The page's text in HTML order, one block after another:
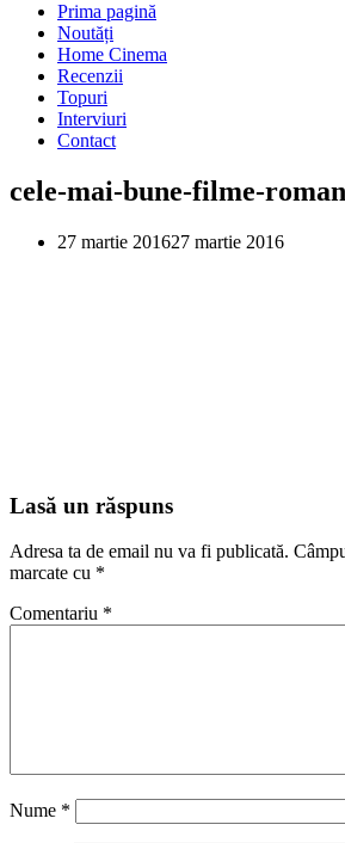
Prima pagină
Noutăți
Home Cinema
Recenzii
Topuri
Interviuri
Contact
cele-mai-bune-filme-
27 martie 201627 martie 2016
Lasă un răspuns
Adresa ta de email nu va fi publicată.
marcate cu *
Comentariu *
Nume *